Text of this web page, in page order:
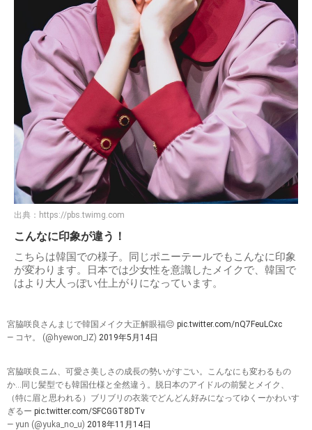
出典： https://pbs.twimg.com
こんなに印象が違う！
こちらは韓国での様子。同じポニーテールでもこんなに印象
が変わります。日本では少女性を意識したメイクで、韓国で
はより大人っぽい仕上がりになっています。
宮脇咲良さんまじで韓国メイク大正解眼福😔 pic.twitter.com/nQ7FeuLCxc
— コヤ。 (@hyewon_IZ) 2019年5月14日
宮脇咲良ニム、可愛さ美しさの成長の勢いがすごい。こんなにも変わるもの
か…同じ髪型でも韓国仕様と全然違う。脱日本のアイドルの前髪とメイク、
（特に眉と思われる）ブリブリの衣装でどんどん好みになってゆくーかわいす
ぎるー pic.twitter.com/SFCGGT8DTv
— yun (@yuka_no_u) 2018年11月14日